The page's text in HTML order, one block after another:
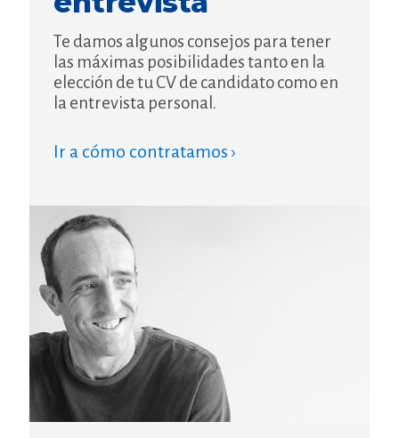
Te damos algunos consejos para tener
las máximas posibilidades tanto en la
elección de tu CV de candidato como en
la entrevista personal.
Ir a cómo contratamos ›